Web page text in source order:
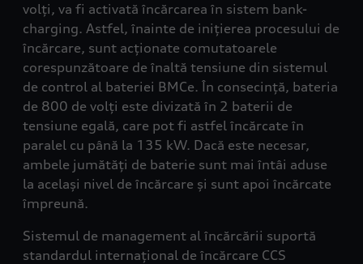
volți, va fi activată încărcarea în sistem bank-
charging. Astfel, înainte de inițierea procesului de
încărcare, sunt acționate comutatoarele
corespunzătoare de înaltă tensiune din sistemul
de control al bateriei BMCe. În consecință, bateria
de 800 de volți este divizată în 2 baterii de
tensiune egală, care pot fi astfel încărcate în
paralel cu până la 135 kW. Dacă este necesar,
ambele jumătăți de baterie sunt mai întâi aduse
la același nivel de încărcare și sunt apoi încărcate
împreună.
Sistemul de management al încărcării suportă
standardul internațional de încărcare CCS